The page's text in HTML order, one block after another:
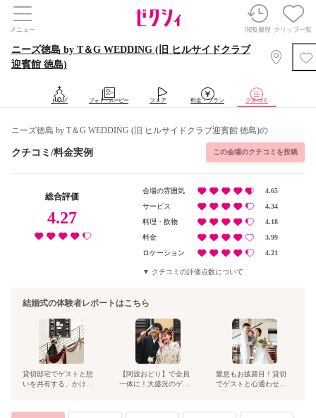
メニュー 閲覧履歴 クリップ一覧
ニーズ徳島 by T＆G WEDDING (旧 ヒルサイドクラブ
迎賓館 徳島)
トップ フォト・ムービー フェア 料金・プラン クチコミ
ニーズ徳島 by T＆G WEDDING (旧 ヒルサイドクラブ迎賓館 徳島)の
クチコミ/料金実例 この会場のクチコミを投稿
総合評価
4.27
会場の雰囲気
4.65
サービス
4.34
料理・飲物
4.18
料金
3.99
ロケーション
4.21
クチコミの評価点数について
結婚式の体験者レポートはこちら
貸切邸宅でゲストと想
いを共有する、かけが
【阿波おどり】で全員
一体に！大盛況のゲス
愛息もお披露目！貸切
でゲストと心通わせる